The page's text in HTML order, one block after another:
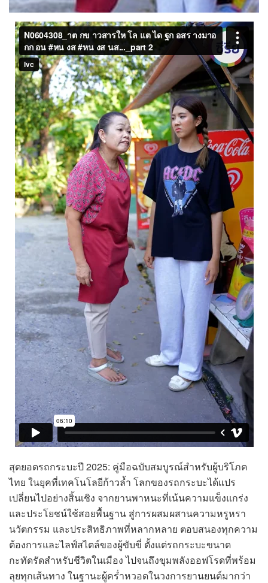
สุดยอดรถกระบะปี 2025: คู่มือฉบับสมบูรณ์สำหรับผู้บริโภค
ไทย ในยุคที่เทคโนโลยีก้าวล้ำ โลกของรถกระบะได้แปร
เปลี่ยนไปอย่างสิ้นเชิง จากยานพาหนะที่เน้นความแข็งแกร่ง
และประโยชน์ใช้สอยพื้นฐาน สู่การผสมผสานความหรูหรา
นวัตกรรม และประสิทธิภาพที่หลากหลาย ตอบสนองทุกความ
ต้องการและไลฟ์สไตล์ของผู้ขับขี่ ตั้งแต่รถกระบะขนาด
กะทัดรัดสำหรับชีวิตในเมือง ไปจนถึงขุมพลังออฟโรดที่พร้อม
ลุยทุกเส้นทาง ในฐานะผู้คร่ำหวอดในวงการยานยนต์มากว่า